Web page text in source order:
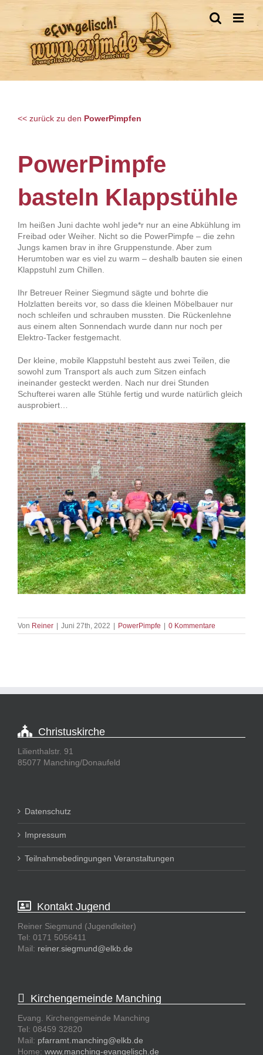
springen
<< zurück zu den PowerPimpfen
PowerPimpfe
basteln Klappstühle
Im heißen Juni dachte wohl jede*r nur an eine Abkühlung im
Freibad oder Weiher. Nicht so die PowerPimpfe – die zehn
Jungs kamen brav in ihre Gruppenstunde. Aber zum
Herumtoben war es viel zu warm – deshalb bauten sie einen
Klappstuhl zum Chillen.
Ihr Betreuer Reiner Siegmund sägte und bohrte die
Holzlatten bereits vor, so dass die kleinen Möbelbauer nur
noch schleifen und schrauben mussten. Die Rückenlehne
aus einem alten Sonnendach wurde dann nur noch per
Elektro-Tacker festgemacht.
Der kleine, mobile Klappstuhl besteht aus zwei Teilen, die
sowohl zum Transport als auch zum Sitzen einfach
ineinander gesteckt werden. Nach nur drei Stunden
Schufterei waren alle Stühle fertig und wurde natürlich gleich
ausprobiert…
Von Reiner Juni 27th, 2022 PowerPimpfe 0 Kommentare
Christuskirche
Lilienthalstr. 91
85077 Manching/Donaufeld
Datenschutz
Impressum
Teilnahmebedingungen Veranstaltungen
Kontakt Jugend
Reiner Siegmund (Jugendleiter)
Tel: 0171 5056411
Mail: reiner.siegmund@elkb.de
Kirchengemeinde Manching
Evang. Kirchengemeinde Manching
Tel: 08459 32820
Mail: pfarramt.manching@elkb.de
Home: www.manching-evangelisch.de